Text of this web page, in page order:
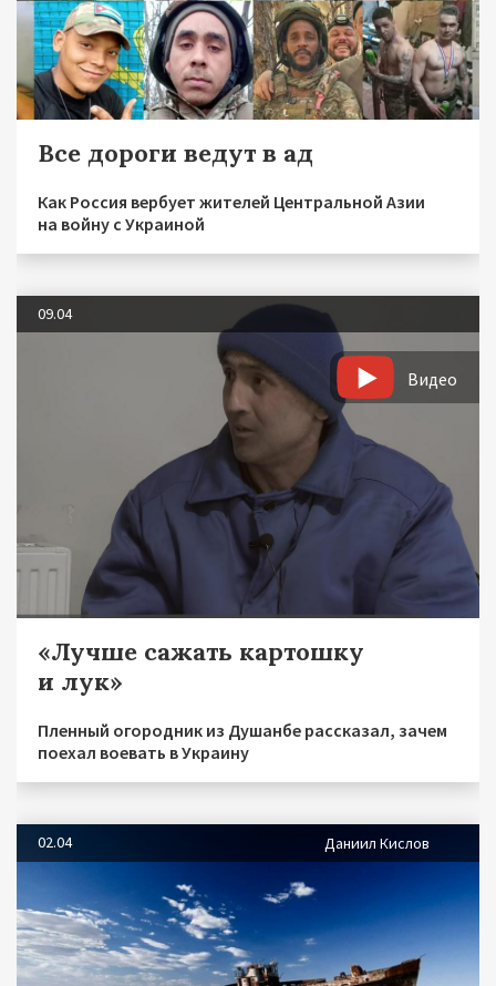
Все дороги ведут в ад
Как Россия вербует жителей Центральной Азии
на войну с Украиной
09.04
Видео
«Лучше сажать картошку
и лук»
Пленный огородник из Душанбе рассказал, зачем
поехал воевать в Украину
02.04 Даниил Кислов